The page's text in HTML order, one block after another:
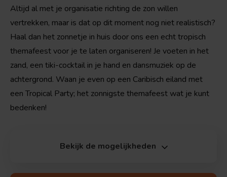
Altijd al met je organisatie richting de zon willen
vertrekken, maar is dat op dit moment nog niet realistisch?
Haal dan het zonnetje in huis door ons een echt tropisch
themafeest voor je te laten organiseren! Je voeten in het
zand, een tiki-cocktail in je hand en dansmuziek op de
achtergrond. Waan je even op een Caribisch eiland met
een Tropical Party; het zonnigste themafeest wat je kunt
bedenken!
Bekijk de mogelijkheden